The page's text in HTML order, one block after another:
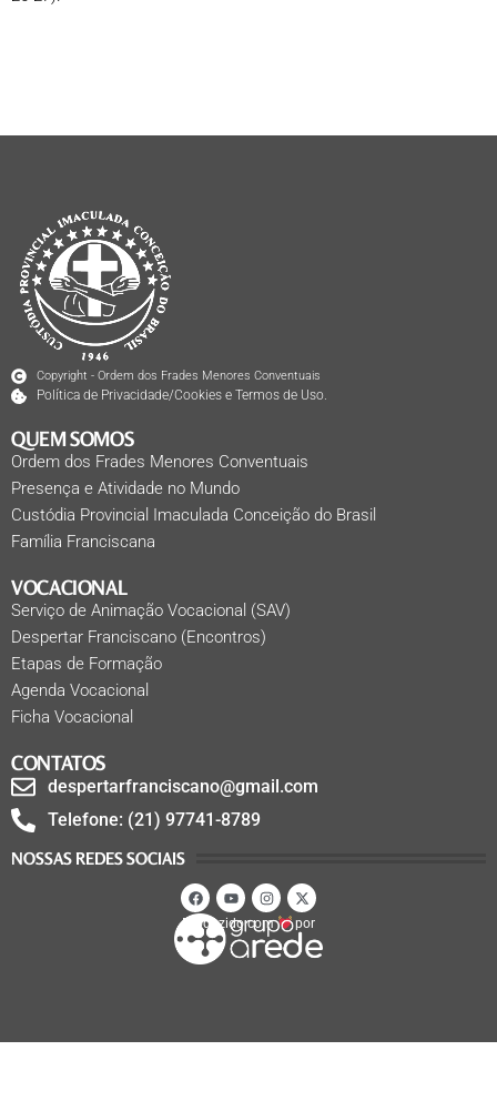
Copyright - Ordem dos Frades Menores Conventuais
Política de Privacidade/Cookies e Termos de Uso.
QUEM SOMOS
Ordem dos Frades Menores Conventuais
Presença e Atividade no Mundo
Custódia Provincial Imaculada Conceição do Brasil
Família Franciscana
VOCACIONAL
Serviço de Animação Vocacional (SAV)
Despertar Franciscano (Encontros)
Etapas de Formação
Agenda Vocacional
Ficha Vocacional
CONTATOS
despertarfranciscano@gmail.com
Telefone: (21) 97741-8789
NOSSAS REDES SOCIAIS
Produzido com por